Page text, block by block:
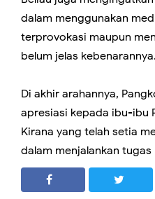
dalam menggunakan
terprovokasi maupun
belum jelas kebenarannya.
Di akhir arahannya,
apresiasi kepada ibu-ibu
Kirana yang telah setia
dalam menjalankan